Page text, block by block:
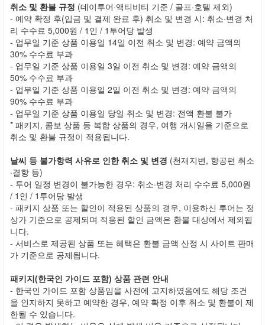
취소 및 환불 규정 (데이투어·액티비티 기준 / 골프·호텔 제외)
- 예약 확정 후(입금 및 결제 완료 후) 취소 및 변경 시: 취소·변경 처
리 수수료 5,000원 / 1인 / 1투어당 발생
- 업무일 기준 상품 이용일 14일 이전 취소 및 변경: 예약 금액의
30% 수수료 부과
- 업무일 기준 상품 이용일 3일 이전 취소 및 변경: 예약 금액의
50% 수수료 부과
- 업무일 기준 상품 이용일 2일 이전 취소 및 변경: 예약 금액의
90% 수수료 부과
- 업무일 기준 상품 이용일 당일 취소 및 변경: 전액 환불 불가
* 패키지, 콤보 상품 등 복합 상품의 경우, 여행 개시일을 기준으로
취소 및 환불 규정이 적용됩니다.
날씨 등 불가항력 사유로 인한 취소 및 변경 (천재지변, 항공편 취소
·결항 등)
- 투어 일정 변경이 불가능한 경우: 취소·변경 처리 수수료 5,000원
/ 1인 / 1투어당 발생
- 패키지 상품 또는 할인이 적용된 상품의 경우, 이용하신 투어는 정
상가 기준으로 공제되며 적용된 할인 금액은 환불 대상에서 제외됩
니다.
- 서비스로 제공된 상품 또는 혜택은 환불 금액 산정 시 사이트 판매
가 기준으로 공제됩니다.
패키지(한국인 가이드 포함) 상품 관련 안내
- 한국인 가이드 포함 상품임을 사전에 고지하였음에도 해당 조건
을 인지하지 못하고 예약한 경우, 예약 확정 이후 취소 및 환불이 제
한될 수 있습니다.